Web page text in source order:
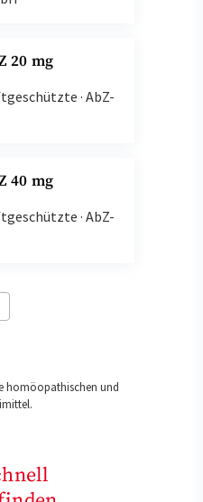
20 mg
· AbZ-
40 mg
· AbZ-
homöopathischen und